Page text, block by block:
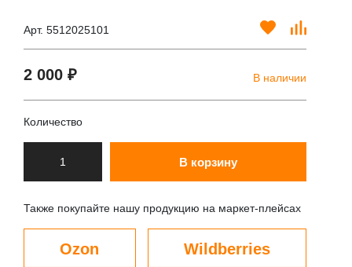
Арт. 5512025101
2 000 ₽ В наличии
Количество
В корзину
Также покупайте нашу продукцию на маркет-плейсах
Ozon Wildberries